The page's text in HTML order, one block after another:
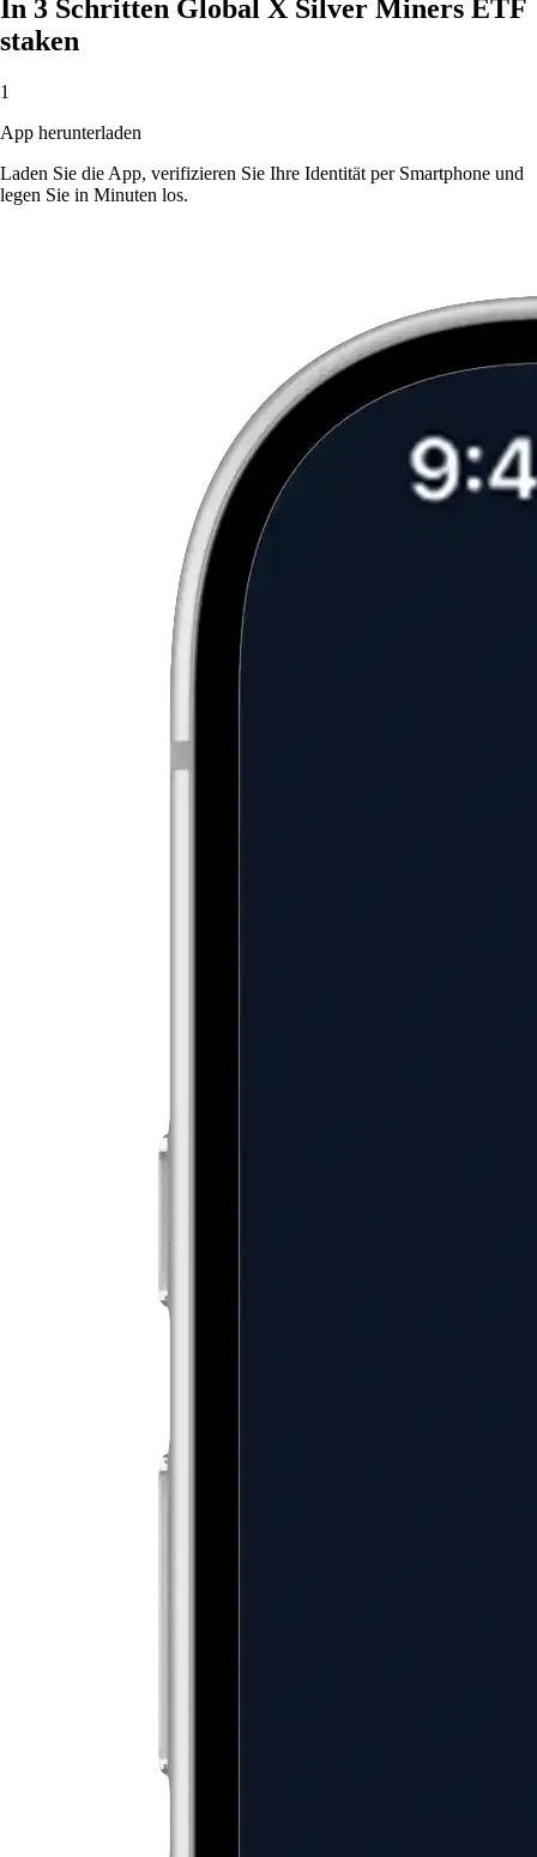
In 3 Schritten Global X Silver Miners ETF
staken
1
App herunterladen
Laden Sie die App, verifizieren Sie Ihre Identität per Smartphone und
legen Sie in Minuten los.